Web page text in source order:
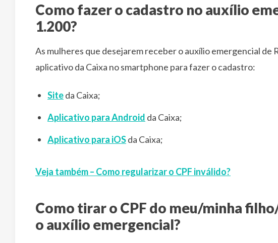
Como fazer o cadastro no auxílio
1.200?
As mulheres que desejarem receber o auxílio emergencial de
aplicativo da Caixa no smartphone para fazer o cadastro:
Siteda Caixa;
Aplicativo para Android da Caixa;
Aplicativo para iOSda Caixa;
Veja também – Como regularizar o CPF inválido?
Como tirar o CPF do meu/minha
o auxílio emergencial?